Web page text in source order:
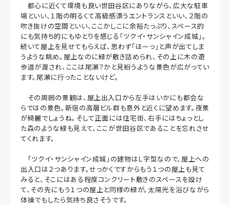
都心に近くて環境も良い世田谷区にありながら、広大な駐車
場といい、１階の明るくて高級感漂うエントランスといい、２階の
吹き抜けの空間といい、ここかしこに余裕たっぷり、スペース的
にも気持ち的にもゆとりを感じる「ツクイ・サンシャイン成城」。
続いて屋上を見せてもらえば、思わず「ほーっ」と声が出てしま
うような眺め。屋上なのに緑が敷き詰められ、その上に木の遊
歩道が渡され、ここは尾瀬？かと見紛うような景色が広がってい
ます。尾瀬に行ったことないけど。
その周囲の景観は、屋上出入口から左手はいかにも都会な
らではの景色。新宿の高層ビル群も意外と近くに望めます。夜景
が綺麗でしょうね。そして正面には住宅街、右手にはちょっとし
た森のような緑も見えて、ここが世田谷区であることを忘れさせ
てくれます。
「ツクイ・サンシャイン成城」の建物はＬ字型なので、屋上への
出入口は２つあります。せっかくですからもう１つの屋上も見て
みると、そこにはある程度コンクリート敷きのスペースを設け
て、その先にもう１つの屋上と同様の緑が。太陽光を浴びながら
体操でもしたら気持ち良さそうです。